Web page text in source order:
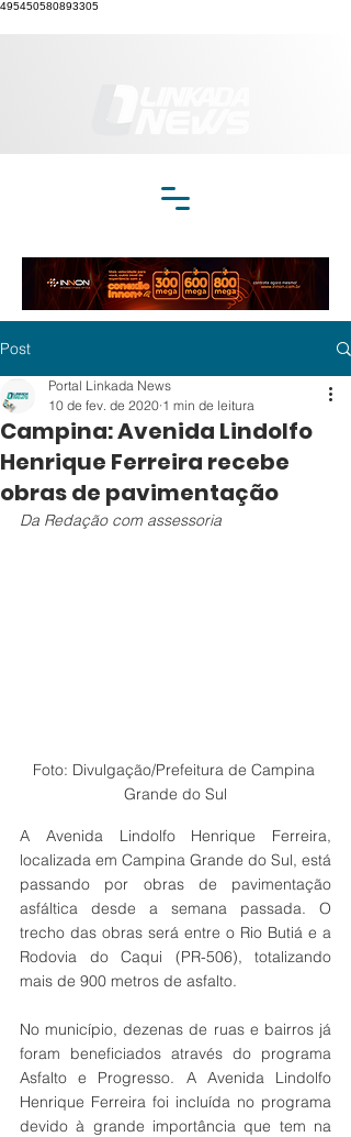
495450580893305
Post
Campina: Avenida Lindolfo
Henrique Ferreira recebe
obras de pavimentação
Portal Linkada News
10 de fev. de 2020 1 min de leitura
Da Redação com assessoria
Foto: Divulgação/Prefeitura de Campina
Grande do Sul
A Avenida Lindolfo Henrique Ferreira,
localizada em Campina Grande do Sul, está
passando por obras de pavimentação
asfáltica desde a semana passada. O
trecho das obras será entre o Rio Butiá e a
Rodovia do Caqui (PR-506), totalizando
mais de 900 metros de asfalto.
No município, dezenas de ruas e bairros já
foram beneficiados através do programa
Asfalto e Progresso. A Avenida Lindolfo
Henrique Ferreira foi incluída no programa
devido à grande importância que tem na